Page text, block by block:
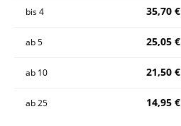
bis4 35,70 €
ab5 25,05 €
ab 10 21,50 €
ab25 14,95 €